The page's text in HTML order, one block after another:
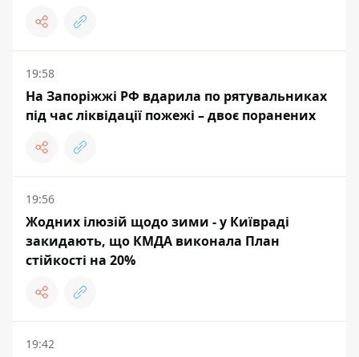
19:58
На Запоріжжі РФ вдарила по рятувальниках
під час ліквідації пожежі – двоє поранених
19:56
Жодних ілюзій щодо зими - у Київраді
закидають, що КМДА виконала План
стійкості на 20%
19:42